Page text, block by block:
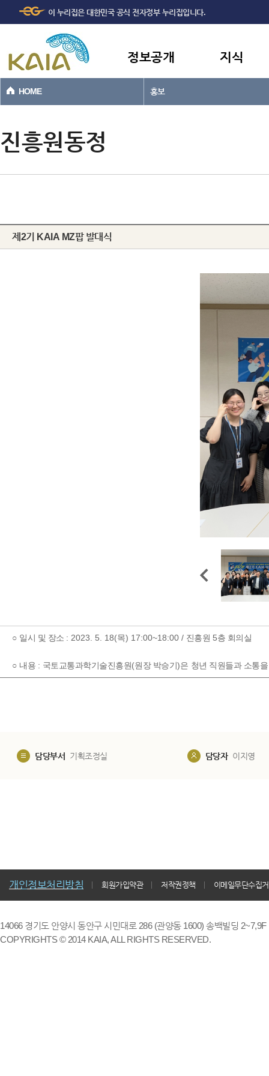
본문바로가기
이 누리집은 대한민국 공식 전자정부 누리집입니다.
정보공개 지식
HOME 홍보
진흥원동정
제2기 KAIA MZ팝 발대식
○ 일시 및 장소 : 2023. 5. 18(목) 17:00~18:00 / 진흥원 5층 회의실
○ 내용 : 국토교통과학기술진흥원(원장 박승기 )은 청년 직원들과 소통
담당부서 기획조정실 담당자 이지영
개인정보처리방침 회원가입약관 저작권정책 이메일무단수집
14066 경기도 안양시 동안구 시민대로 286 (관양동 1600) 송백빌딩
COPYRIGHTS © 2014 KAIA, ALL RIGHTS RESERVED.